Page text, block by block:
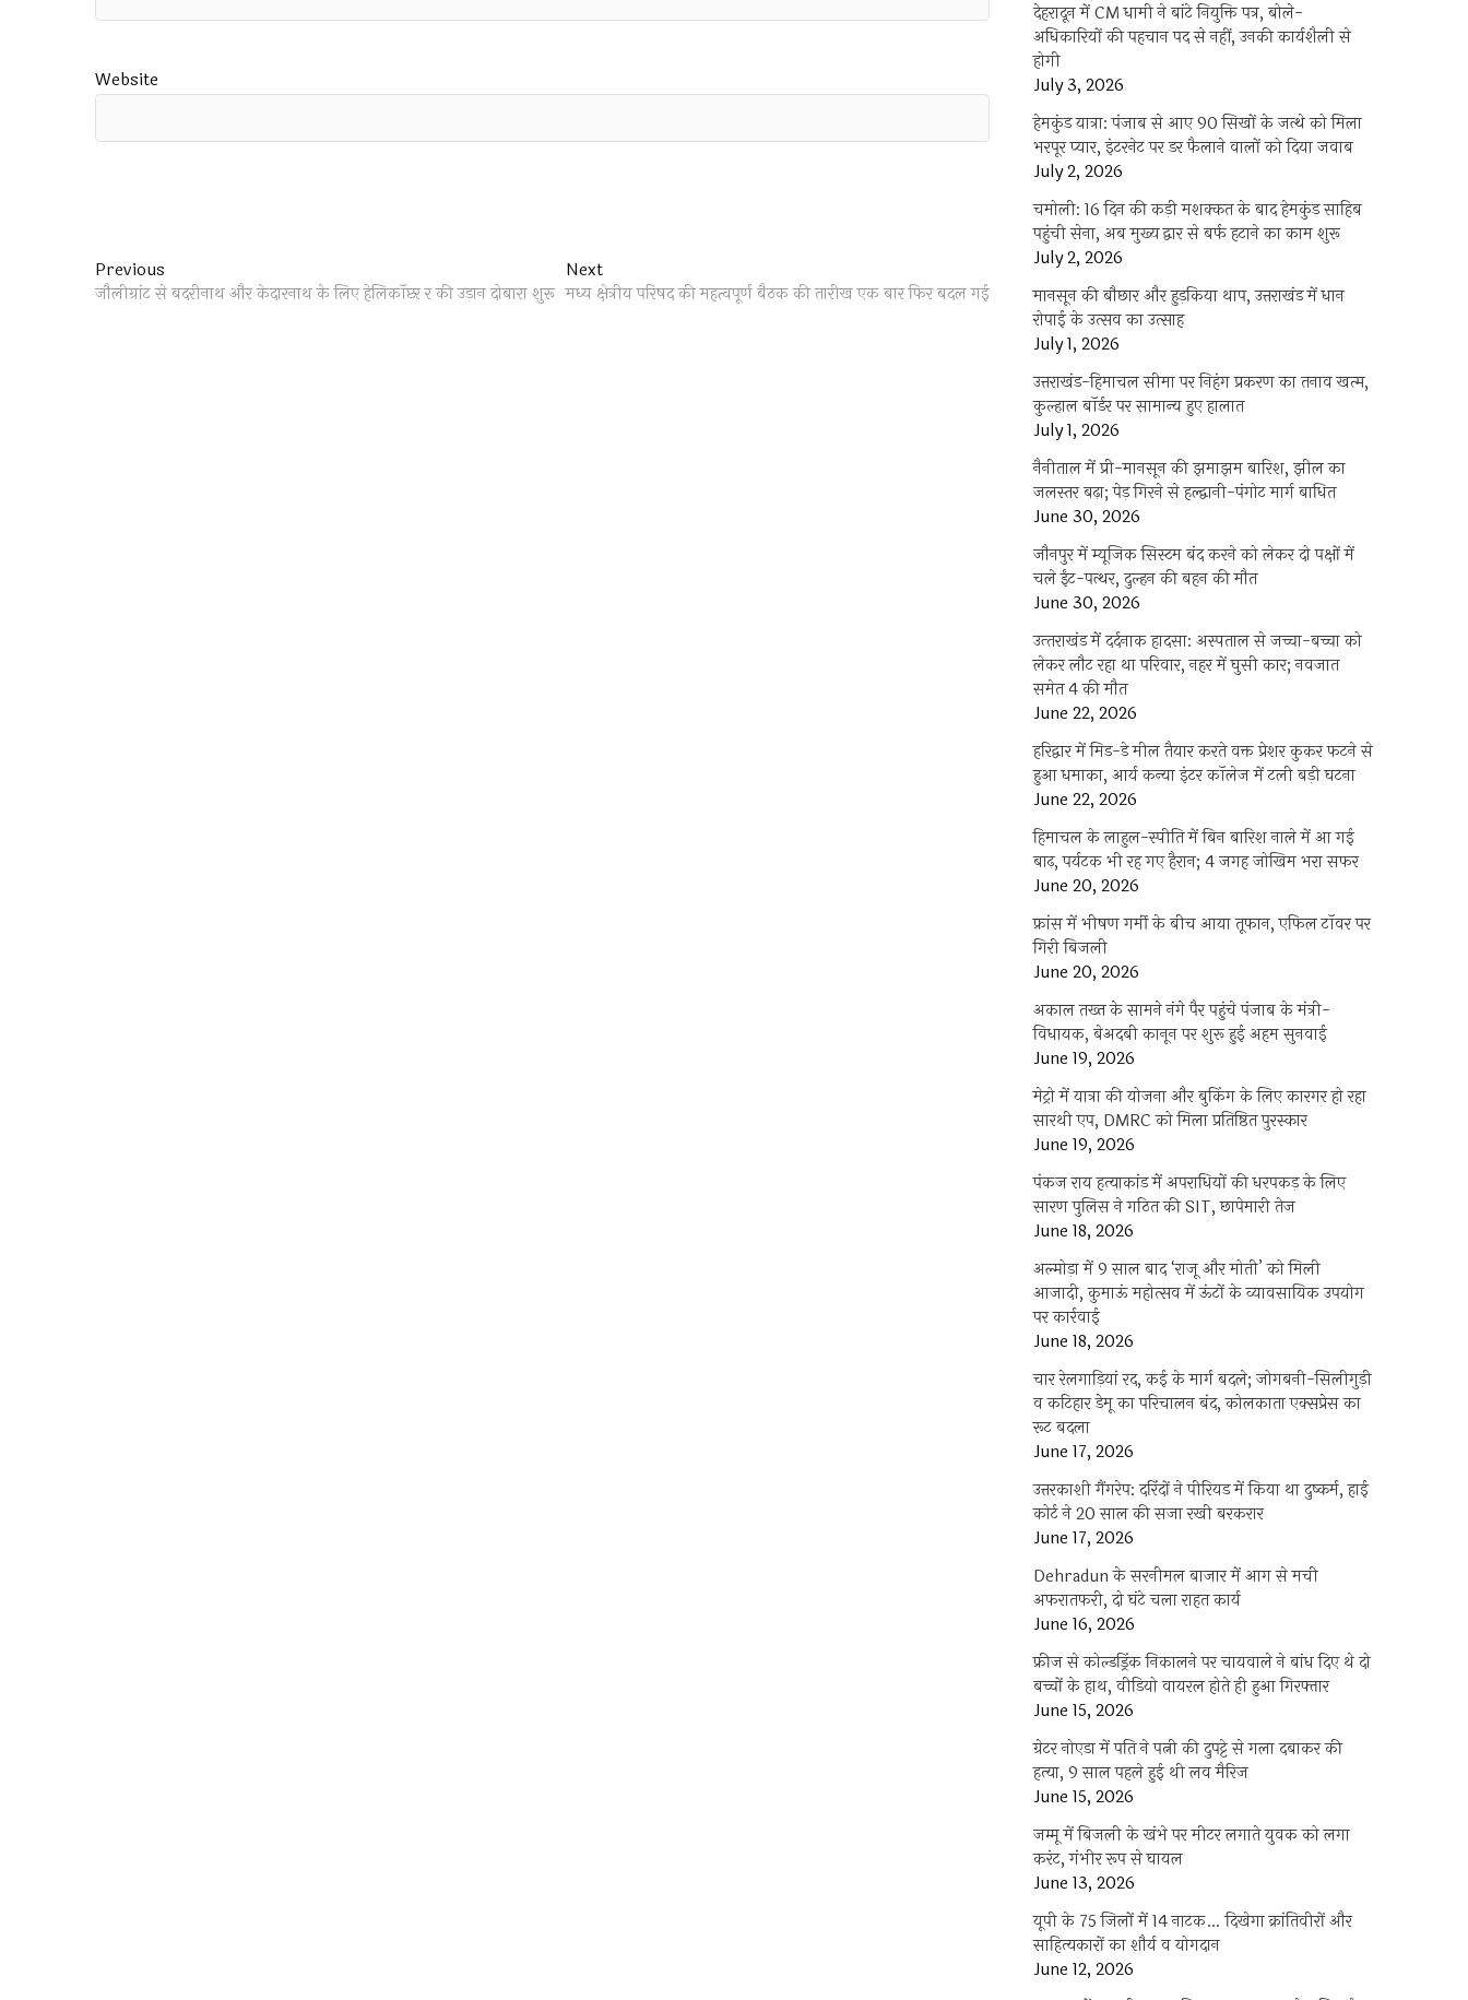
Website
Post
navigation
Previous
post:
जौलीग्रांट से बदरीनाथ और केदारनाथ के लिए हेलिकॉप्टर र की उड़ान दोबारा शुरू
NextNext
post:
मध्य क्षेत्रीय परिषद की महत्वपूर्ण बैठक की तारीख एक बार फिर बदल गई
देहरादून में CM धामी ने बांटे नियुक्ति पत्र, बोले-
अधिकारियों की पहचान पद से नहीं, उनकी कार्यशैली से
होगी
July 3, 2026
हेमकुंड यात्रा: पंजाब से आए 90 सिखों के जत्थे को मिला
भरपूर प्यार, इंटरनेट पर डर फैलाने वालों को दिया जवाब
July 2, 2026
चमोली: 16 दिन की कड़ी मशक्कत के बाद हेमकुंड साहिब
पहुंची सेना, अब मुख्य द्वार से बर्फ हटाने का काम शुरू
July 2, 2026
मानसून की बौछार और हुड़किया थाप, उत्तराखंड में धान
रोपाई के उत्सव का उत्साह
July 1, 2026
उत्तराखंड-हिमाचल सीमा पर निहंग प्रकरण का तनाव खत्म,
कुल्हाल बॉर्डर पर सामान्य हुए हालात
July 1, 2026
नैनीताल में प्री-मानसून की झमाझम बारिश, झील का
जलस्तर बढ़ा; पेड़ गिरने से हल्द्वानी-पंगोट मार्ग बाधित
June 30, 2026
जौनपुर में म्यूजिक सिस्टम बंद करने को लेकर दो पक्षों में
चले ईंट-पत्थर, दुल्हन की बहन की मौत
June 30, 2026
उत्‍तराखंड में दर्दनाक हादसा: अस्पताल से जच्चा-बच्चा को
लेकर लौट रहा था परिवार, नहर में घुसी कार; नवजात
समेत 4 की मौत
June 22, 2026
हरिद्वार में मिड-डे मील तैयार करते वक्त प्रेशर कुकर फटने से
हुआ धमाका, आर्य कन्या इंटर कॉलेज में टली बड़ी घटना
June 22, 2026
हिमाचल के लाहुल-स्पीति में बिन बारिश नाले में आ गई
बाढ़, पर्यटक भी रह गए हैरान; 4 जगह जोखिम भरा सफर
June 20, 2026
फ्रांस में भीषण गर्मी के बीच आया तूफान, एफिल टॉवर पर
गिरी बिजली
June 20, 2026
अकाल तख्त के सामने नंगे पैर पहुंचे पंजाब के मंत्री-
विधायक, बेअदबी कानून पर शुरू हुई अहम सुनवाई
June 19, 2026
मेट्रो में यात्रा की योजना और बुकिंग के लिए कारगर हो रहा
सारथी एप, DMRC को मिला प्रतिष्ठित पुरस्कार
June 19, 2026
पंकज राय हत्याकांड में अपराधियों की धरपकड़ के लिए
सारण पुलिस ने गठित की SIT, छापेमारी तेज
June 18, 2026
अल्मोड़ा में 9 साल बाद ‘राजू और मोती’ को मिली
आजादी, कुमाऊं महोत्सव में ऊंटों के व्यावसायिक उपयोग
पर कार्रवाई
June 18, 2026
चार रेलगाड़ियां रद, कई के मार्ग बदले; जोगबनी-सिलीगुड़ी
व कटिहार डेमू का परिचालन बंद, कोलकाता एक्सप्रेस का
रूट बदला
June 17, 2026
उत्तरकाशी गैंगरेप: दरिंदों ने पीरियड में किया था दुष्कर्म, हाई
कोर्ट ने 20 साल की सजा रखी बरकरार
June 17, 2026
Dehradun के सरनीमल बाजार में आग से मची
अफरातफरी, दो घंटे चला राहत कार्य
June 16, 2026
फ्रीज से कोल्डड्रिंक निकालने पर चायवाले ने बांध दिए थे दो
बच्चों के हाथ, वीडियो वायरल होते ही हुआ गिरफ्तार
June 15, 2026
ग्रेटर नोएडा में पति ने पत्नी की दुपट्टे से गला दबाकर की
हत्या, 9 साल पहले हुई थी लव मैरिज
June 15, 2026
जम्मू में बिजली के खंभे पर मीटर लगाते युवक को लगा
करंट, गंभीर रूप से घायल
June 13, 2026
यूपी के 75 जिलों में 14 नाटक… दिखेगा क्रांतिवीरों और
साहित्यकारों का शौर्य व योगदान
June 12, 2026